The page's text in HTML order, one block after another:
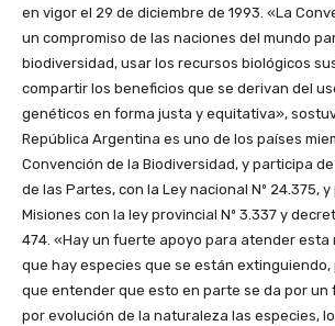
en vigor el 29 de diciembre de 1993. «La
un compromiso de las naciones del mundo
biodiversidad, usar los recursos biológicos
compartir los beneficios que se derivan del
genéticos en forma justa y equitativa»,
República Argentina es uno de los países
Convención de la Biodiversidad, y participa
de las Partes, con la Ley nacional Nº 24.375,
Misiones con la ley provincial Nº 3.337 y
474. «Hay un fuerte apoyo para atender esta
que hay especies que se están
que entender que esto en parte se da por un
por evolución de la naturaleza las especies,